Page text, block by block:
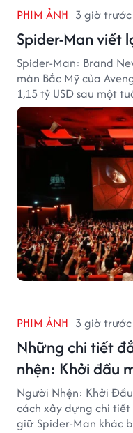
PHIM ẢNH 3 giờ trước
Spider-Man viết
Spider-Man: Brand
màn Bắc Mỹ của
1,15 tỷ USD sau một
nhất năm 2026.
PHIM ẢNH 3 giờ trước
Những chi tiết
nhện: Khởi đầu
Người Nhện: Khởi
cách xây dựng chi
giữ Spider-Man khác